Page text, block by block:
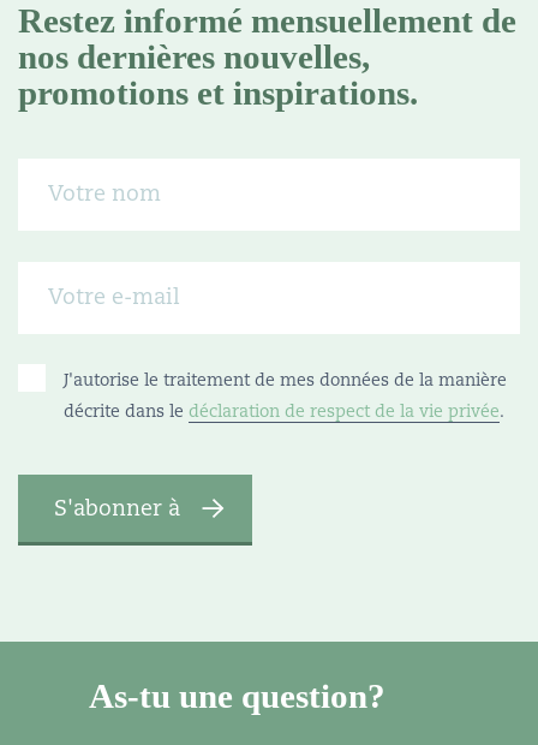
Restez informé mensuellement de
nos dernières nouvelles,
promotions et inspirations.
J'autorise le traitement de mes données de la manière
décrite dans le déclaration de respect de la vie privée.
As-tu une question?